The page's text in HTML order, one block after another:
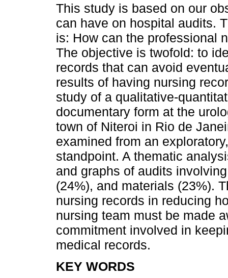
This study is based on our
can have on hospital audits.
is: How can the professional
The objective is twofold: to
records that can avoid
results of having nursing
study of a qualitative-
documentary form at the
town of Niteroi in Rio de
examined from an
standpoint. A thematic
and graphs of audits
(24%), and materials (23%).
nursing records in reducing
nursing team must be made
commitment involved in
medical records.
KEY WORDS